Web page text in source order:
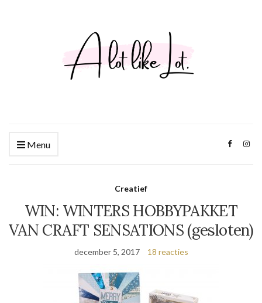
Menu
Creatief
WIN: WINTERS HOBBYPAKKET
VAN CRAFT SENSATIONS (gesloten)
december 5, 2017 18 reacties